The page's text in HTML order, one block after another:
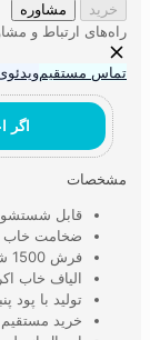
خرید مشاوره
راه‌های ارتباط و
تماس مستقیم
اگر
مشخصات
قابل شستشو
ضخامت خاب ۸ تا ۱۰ میلی متر
فرش 1500 شانه اصل
الیاف خاب
تولید با پود
خرید مستقیم